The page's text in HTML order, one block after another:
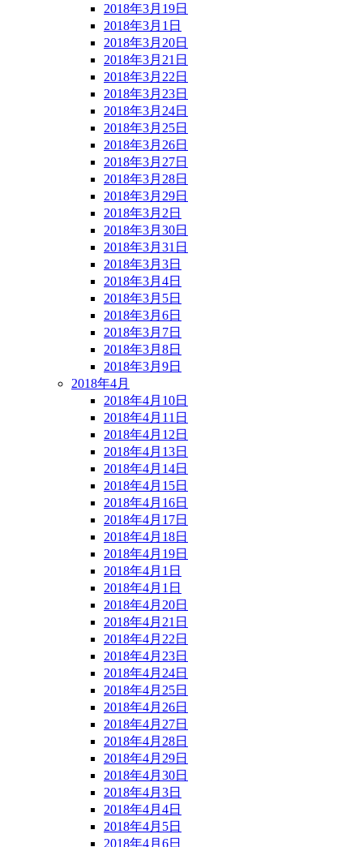
2018年3月19日
2018年3月1日
2018年3月20日
2018年3月21日
2018年3月22日
2018年3月23日
2018年3月24日
2018年3月25日
2018年3月26日
2018年3月27日
2018年3月28日
2018年3月29日
2018年3月2日
2018年3月30日
2018年3月31日
2018年3月3日
2018年3月4日
2018年3月5日
2018年3月6日
2018年3月7日
2018年3月8日
2018年3月9日
2018年4月
2018年4月10日
2018年4月11日
2018年4月12日
2018年4月13日
2018年4月14日
2018年4月15日
2018年4月16日
2018年4月17日
2018年4月18日
2018年4月19日
2018年4月1日
2018年4月1日
2018年4月20日
2018年4月21日
2018年4月22日
2018年4月23日
2018年4月24日
2018年4月25日
2018年4月26日
2018年4月27日
2018年4月28日
2018年4月29日
2018年4月30日
2018年4月3日
2018年4月4日
2018年4月5日
2018年4月6日